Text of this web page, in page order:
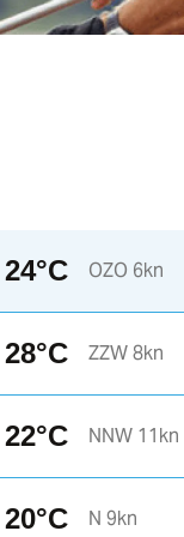
22°C
24°C OZO 6kn
28°C ZZW 8kn
22°C NNW 11kn
20°C N 9kn